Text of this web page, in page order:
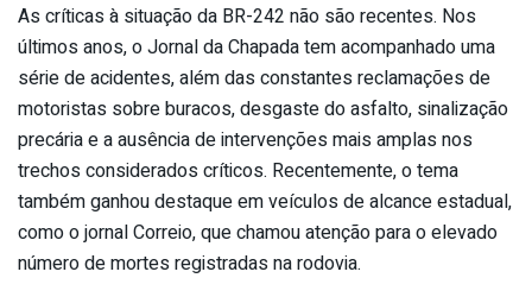
As críticas à situação da BR-242 não são recentes. Nos
últimos anos, o Jornal da Chapada tem acompanhado uma
série de acidentes, além das constantes reclamações de
motoristas sobre buracos, desgaste do asfalto, sinalização
precária e a ausência de intervenções mais amplas nos
trechos considerados críticos. Recentemente, o tema
também ganhou destaque em veículos de alcance estadual,
como o jornal Correio, que chamou atenção para o elevado
número de mortes registradas na rodovia.